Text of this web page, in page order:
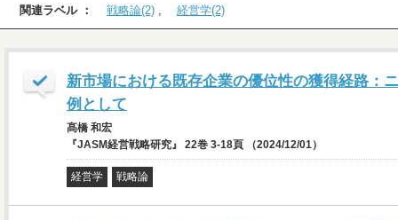
関連ラベル ： 戦略論(2) , 経営学(2)
新市場における既存企業の優位性の獲得経路：
例として
髙橋 和宏
『JASM経営戦略研究』 22巻 3-18頁 （2024/12/01）
経営学 戦略論